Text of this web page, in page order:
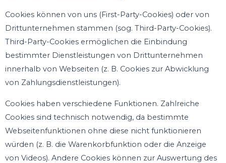
Cookies können von uns (First-Party-Cookies) oder von
Drittunternehmen stammen (sog. Third-Party-Cookies).
Third-Party-Cookies ermöglichen die Einbindung
bestimmter Dienstleistungen von Drittunternehmen
innerhalb von Webseiten (z. B. Cookies zur Abwicklung
von Zahlungsdienstleistungen).
Cookies haben verschiedene Funktionen. Zahlreiche
Cookies sind technisch notwendig, da bestimmte
Webseitenfunktionen ohne diese nicht funktionieren
würden (z. B. die Warenkorbfunktion oder die Anzeige
von Videos). Andere Cookies können zur Auswertung des